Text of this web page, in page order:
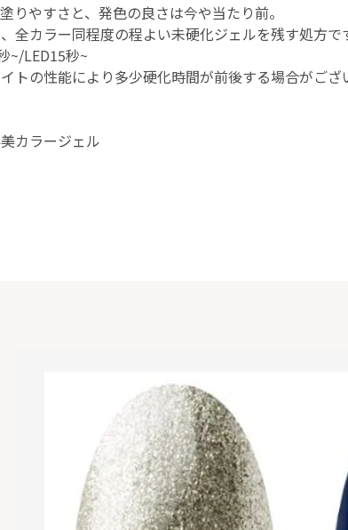
りやすさと、発色の良さは今や当たり前。
全カラー同程度の程よい未硬化ジェルを残す処方で
~/LED15秒~
トの性能により多少硬化時間が前後する場合がござ
カラージェル